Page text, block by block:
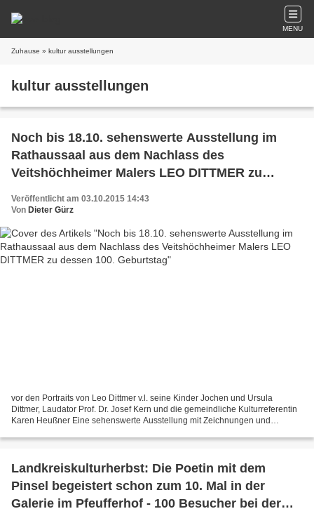
MENU
Zuhause » kultur ausstellungen
kultur ausstellungen
Noch bis 18.10. sehenswerte Ausstellung im
Rathaussaal aus dem Nachlass des
Veitshöchheimer Malers LEO DITTMER zu
Veröffentlicht am 03.10.2015 14:43
Von Dieter Gürz
vor den Portraits von Leo Dittmer v.l. seine Kinder Jochen und Ursula
Dittmer, Laudator Prof. Dr. Josef Kern und die gemeindliche Kulturreferentin
Karen Heußner Eine sehenswerte Ausstellung mit Zeichnungen und
Landkreiskulturherbst: Die Poetin mit dem
Pinsel begeistert schon zum 10. Mal in der
Galerie im Pfeufferhof - 100 Besucher bei der